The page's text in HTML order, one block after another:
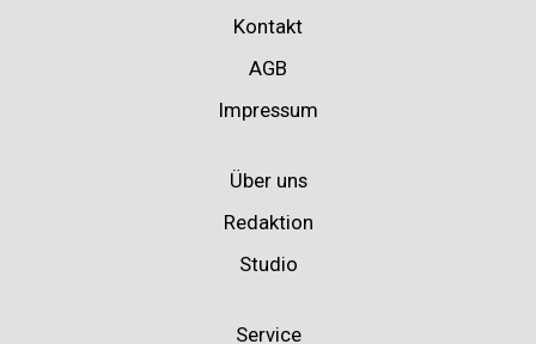
Kontakt
AGB
Impressum
Über uns
Redaktion
Studio
Service